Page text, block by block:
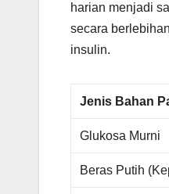
harian menjadi
secara
insulin.
Jenis Bahan
Glukosa Murni
Beras Putih